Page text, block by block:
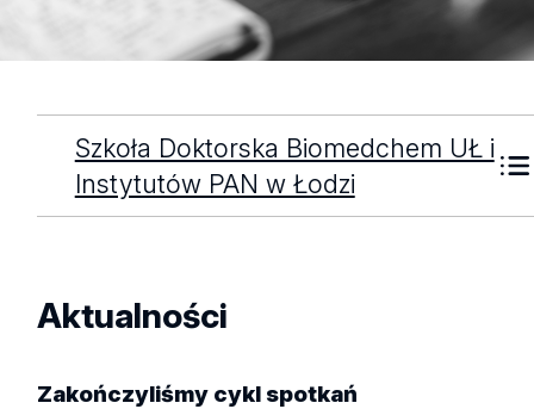
Szkoła Doktorska Biomedchem UŁ i
Instytutów PAN w Łodzi
Aktualności
Zakończyliśmy cykl spotkań